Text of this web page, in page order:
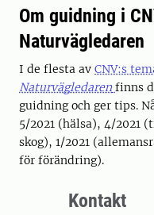
Om guidning i
Naturvägledaren
I de flesta av CNV:s
Naturvägledaren finns
guidning och ger tips.
5/2021 (hälsa), 4/2021
skog), 1/2021
för förändring).
Kontakt